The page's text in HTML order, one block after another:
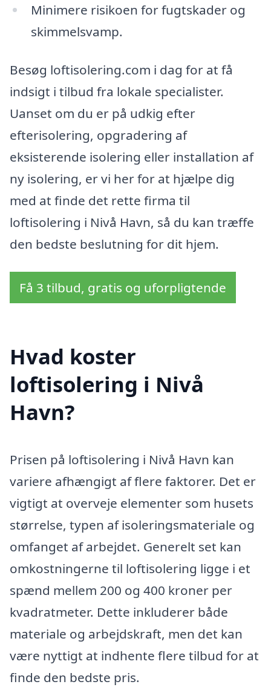
Minimere risikoen for fugtskader og
skimmelsvamp.
Besøg loftisolering.com i dag for at få
indsigt i tilbud fra lokale specialister.
Uanset om du er på udkig efter
efterisolering, opgradering af
eksisterende isolering eller installation af
ny isolering, er vi her for at hjælpe dig
med at finde det rette firma til
loftisolering i Nivå Havn, så du kan træffe
den bedste beslutning for dit hjem.
Få 3 tilbud, gratis og uforpligtende
Hvad koster
loftisolering i Nivå
Havn?
Prisen på loftisolering i Nivå Havn kan
variere afhængigt af flere faktorer. Det er
vigtigt at overveje elementer som husets
størrelse, typen af isoleringsmateriale og
omfanget af arbejdet. Generelt set kan
omkostningerne til loftisolering ligge i et
spænd mellem 200 og 400 kroner per
kvadratmeter. Dette inkluderer både
materiale og arbejdskraft, men det kan
være nyttigt at indhente flere tilbud for at
finde den bedste pris.